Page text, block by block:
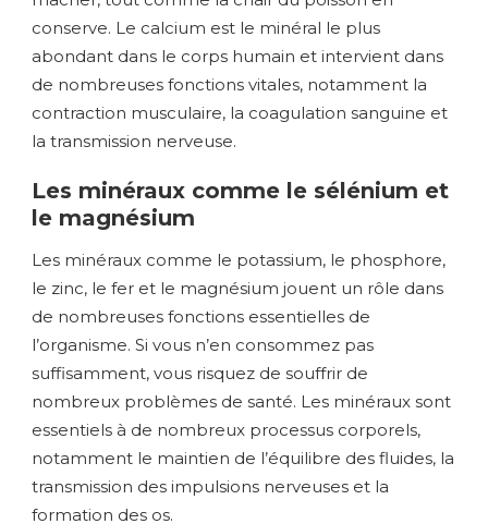
conserve. Le calcium est le minéral le plus
abondant dans le corps humain et intervient dans
de nombreuses fonctions vitales, notamment la
contraction musculaire, la coagulation sanguine et
la transmission nerveuse.
Les minéraux comme le sélénium et
le magnésium
Les minéraux comme le potassium, le phosphore,
le zinc, le fer et le magnésium jouent un rôle dans
de nombreuses fonctions essentielles de
l’organisme. Si vous n’en consommez pas
suffisamment, vous risquez de souffrir de
nombreux problèmes de santé. Les minéraux sont
essentiels à de nombreux processus corporels,
notamment le maintien de l’équilibre des fluides, la
transmission des impulsions nerveuses et la
formation des os.